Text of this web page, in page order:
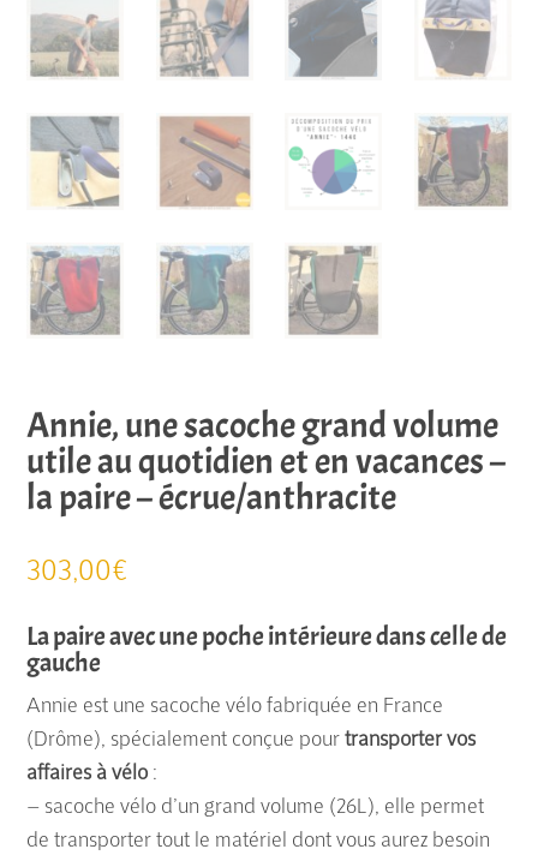
Annie, une sacoche grand volume
utile au quotidien et en vacances –
la paire – écrue/anthracite
303,00€
La paire avec une poche intérieure dans celle de
gauche
Annie est une sacoche vélo fabriquée en France
(Drôme), spécialement conçue pourtransporter vos
affaires à vélo :
– sacoche vélo d’un grand volume (26L), elle permet
de transporter tout le matériel dont vous aurez besoin